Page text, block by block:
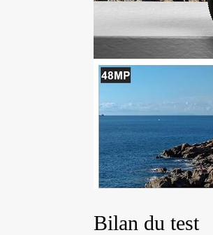
Bilan du test